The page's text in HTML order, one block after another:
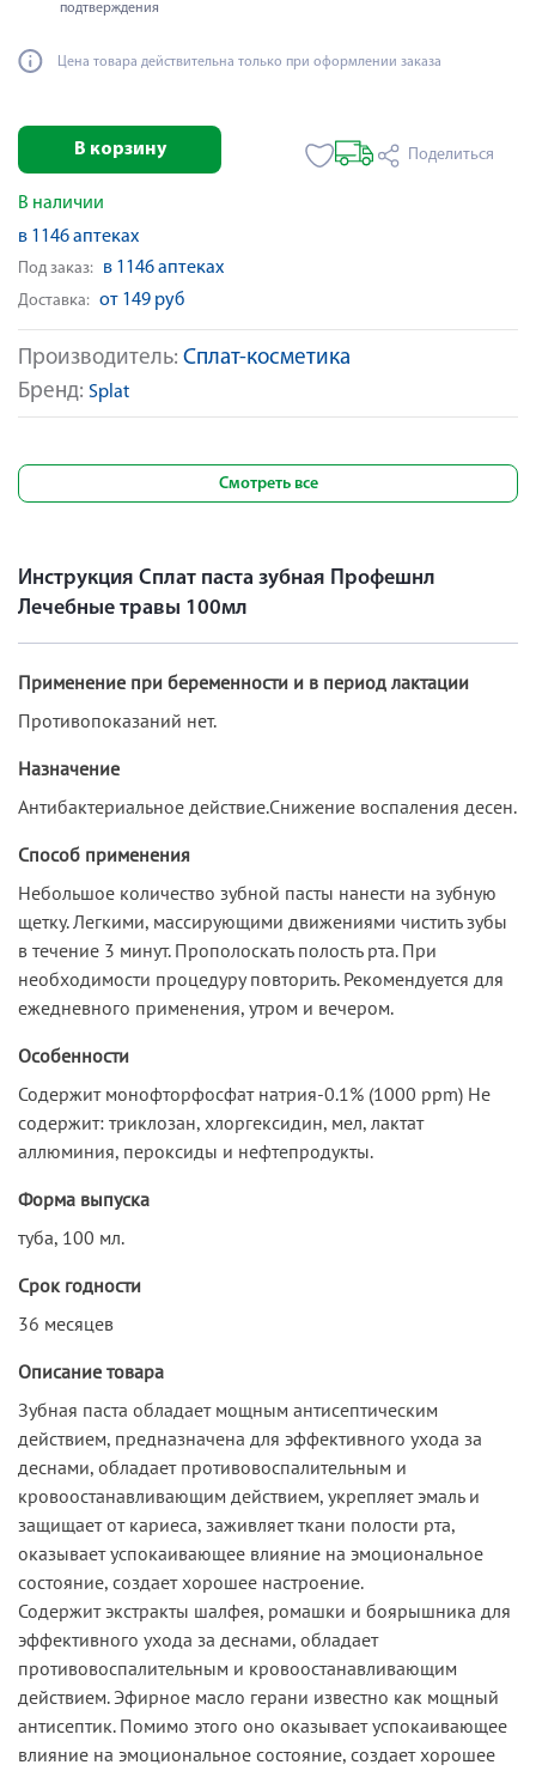
Производитель: Сплат-косметика
Бренд: Splat
подтверждения
Цена товара действительна только при оформлении заказа
В корзину Поделиться
В наличии
в 1146 аптеках
Под заказ: в 1146 аптеках
Доставка: от 149 руб
Смотреть все
Инструкция Сплат паста зубная Профешнл
Лечебные травы 100мл
Применение при беременности и в период лактации
Противопоказаний нет.
Назначение
Антибактериальное действие.Снижение воспаления десен.
Способ применения
Небольшое количество зубной пасты нанести на зубную
щетку. Легкими, массирующими движениями чистить зубы
в течение 3 минут. Прополоскать полость рта. При
необходимости процедуру повторить. Рекомендуется для
ежедневного применения, утром и вечером.
Особенности
Содержит монофторфосфат натрия-0.1% (1000 ppm) Не
содержит: триклозан, хлоргексидин, мел, лактат
аллюминия, пероксиды и нефтепродукты.
Форма выпуска
туба, 100 мл.
Срок годности
36 месяцев
Описание товара
Зубная паста обладает мощным антисептическим
действием, предназначена для эффективного ухода за
деснами, обладает противовоспалительным и
кровоостанавливающим действием, укрепляет эмаль и
защищает от кариеса, заживляет ткани полости рта,
оказывает успокаивающее влияние на эмоциональное
состояние, создает хорошее настроение.
Содержит экстракты шалфея, ромашки и боярышника для
эффективного ухода за деснами, обладает
противовоспалительным и кровоостанавливающим
действием. Эфирное масло герани известно как мощный
антисептик. Помимо этого оно оказывает успокаивающее
влияние на эмоциональное состояние, создает хорошее